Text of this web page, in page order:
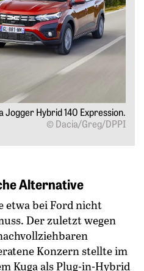
Jogger Hybrid 140 Expression.
© Dacia/Greg/DPPI
Alternative
etwa bei Ford nicht
Der zuletzt wegen
Konzern stellte im
Kuga als Plug-in-Hybrid